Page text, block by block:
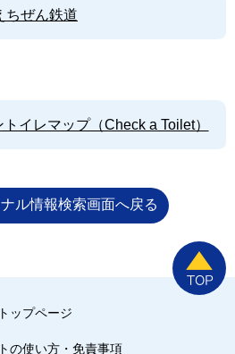
ちぜん鉄道
イレマップ（Check a Toilet）
ル情報検索画面へ戻る
トップページ
の使い方・免責事項